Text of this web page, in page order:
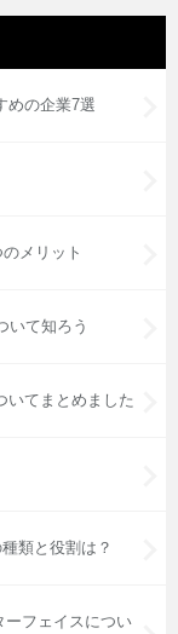
めの企業7選
メリット
いて知ろう
いてまとめました
類と役割は？
ーフェイスについ